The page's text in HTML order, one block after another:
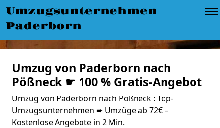
Umzugsunternehmen
Paderborn
Umzug von Paderborn nach
Pößneck ☛ 100 % Gratis-Angebot
Umzug von Paderborn nach Pößneck : Top-
Umzugsunternehmen ➨ Umzüge ab 72€ –
Kostenlose Angebote in 2 Min.